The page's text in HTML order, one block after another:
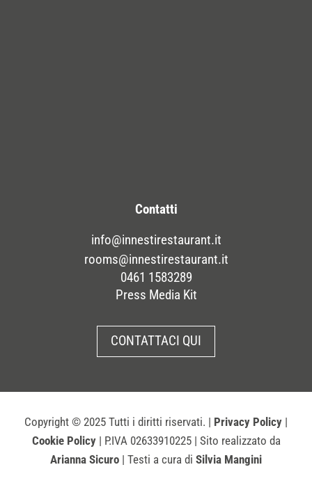
Contatti
info@innestirestaurant.it
rooms@innestirestaurant.it
0461 1583289
Press Media Kit
CONTATTACI QUI
Copyright © 2025 Tutti i diritti riservati. | Privacy Policy |
Cookie Policy| P.IVA 02633910225 | Sito realizzato da
Arianna Sicuro | Testi a cura di Silvia Mangini